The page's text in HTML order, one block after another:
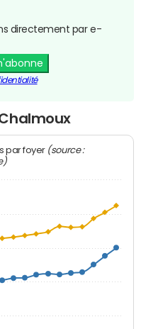
directement par e-
par foyer (source :